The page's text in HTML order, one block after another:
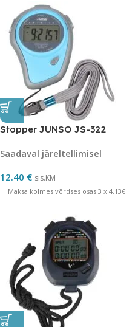
Stopper JUNSO JS-322
Saadaval järeltellimisel
12.40 € sis.KM
Maksa kolmes võrdses osas 3 x 4.13€